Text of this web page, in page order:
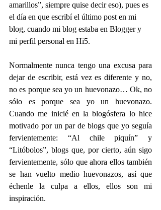
amarillos”, siempre quise decir eso), pues es
el día en que escribí el último post en mi
blog, cuando mi blog estaba en Blogger y
mi perfil personal en Hi5.
Normalmente nunca tengo una excusa para
dejar de escribir, está vez es diferente y no,
no es porque sea yo un huevonazo… Ok, no
sólo es porque sea yo un huevonazo.
Cuando me inicié en la blogósfera lo hice
motivado por un par de blogs que yo seguía
fervientemente: “Al chile piquín” y
“Litóbolos”, blogs que, por cierto, aún sigo
fervientemente, sólo que ahora ellos también
se han vuelto medio huevonazos, así que
échenle la culpa a ellos, ellos son mi
inspiración.